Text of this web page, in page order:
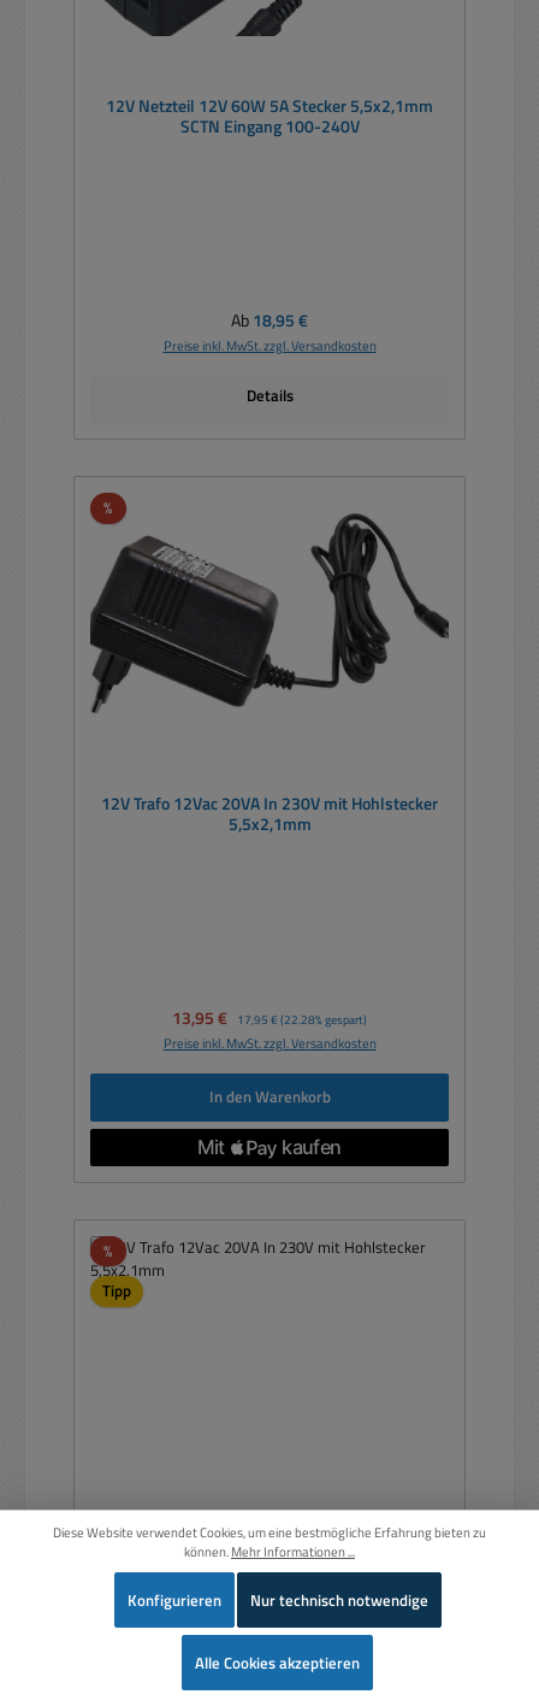
12V Netzteil 12V 60W 5A Stecker 5,5x2,1mm
SCTN Eingang 100-240V
Regulärer Preis:
Ab18,95 €
Preise inkl. MwSt. zzgl. Versandkosten
Details
%Rabatt
12V Trafo 12Vac 20VA In 230V mit Hohlstecker
5,5x2,1mm
Verkaufspreis:
13,95 € Regulärer Preis:
17,95 € (22.28% gespart)
Preise inkl. MwSt. zzgl. Versandkosten
In den Warenkorb
%Rabatt
Tipp
12V Trafo 12Vac 20VA In 230V mit Hohlstecker
5,5x2,1mm
Diese Website verwendet Cookies, um eine bestmögliche Erfahrung bieten zu
können.Mehr Informationen ...
Nur technisch notwendige
Konfigurieren
Alle Cookies akzeptieren